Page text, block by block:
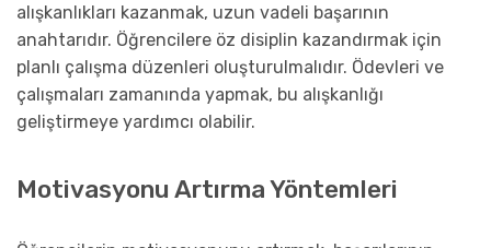
alışkanlıkları kazanmak, uzun vadeli başarının
anahtarıdır. Öğrencilere öz disiplin kazandırmak için
planlı çalışma düzenleri oluşturulmalıdır. Ödevleri ve
çalışmaları zamanında yapmak, bu alışkanlığı
geliştirmeye yardımcı olabilir.
Motivasyonu Artırma Yöntemleri